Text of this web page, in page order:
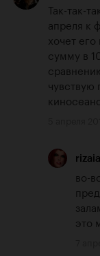
Так-так-
апреля к
хочет
сумму в
чувствую
rizaia
во-
это